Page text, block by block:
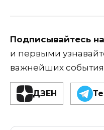
Подписывайтесь
и первыми
важнейших
ДЗЕН